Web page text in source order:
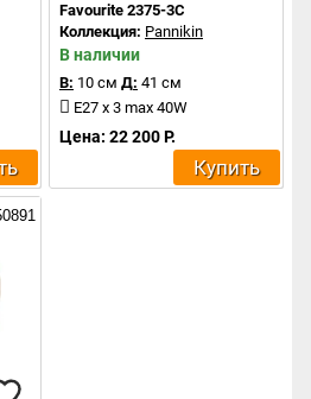
Favourite 2375-3C
Коллекция: Pannikin
В наличии
В: 10 см Д: 41 см
E27 x 3 max 40W
Цена: 22 200 Р.
Купить